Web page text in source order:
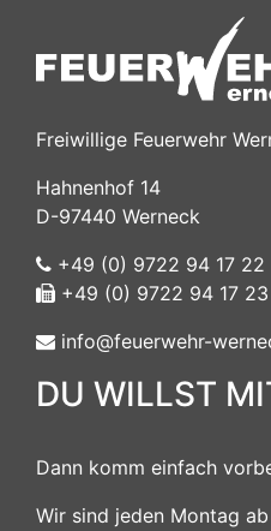
Freiwillige Feuerwehr
Hahnenhof 14
D-97440 Werneck
+49 (0) 9722 94 17 22
+49 (0) 9722 94 17 23
info@feuerwehr-
DU WILLST
Dann komm einfach
Wir sind jeden Montag